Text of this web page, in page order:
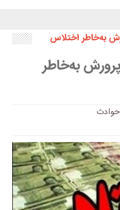
به‌خاطر اختلاس
به‌خاطر